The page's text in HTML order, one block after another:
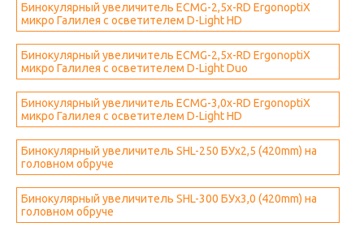
Бинокулярный увеличитель ECMG-2,5x-RD ErgonoptiX
микро Галилея с осветителем D-Light HD
Бинокулярный увеличитель ECMG-2,5x-RD ErgonoptiX
микро Галилея с осветителем D-Light Duo
Бинокулярный увеличитель ECMG-3,0x-RD ErgonoptiX
микро Галилея с осветителем D-Light HD
Бинокулярный увеличитель SHL-250 БУх2,5 (420mm) на
головном обруче
Бинокулярный увеличитель SHL-300 БУх3,0 (420mm) на
головном обруче